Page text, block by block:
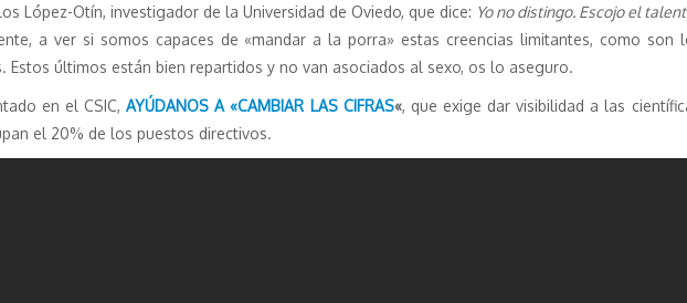
López-Otín, investigador de la Universidad de Oviedo, que dice: Yo no distingo. Escojo el
a ver si somos capaces de «mandar a la porra» estas creencias limitantes, como son
Estos últimos están bien repartidos y no van asociados al sexo, os lo aseguro.
en el CSIC,AYÚDANOS A «CAMBIAR LAS CIFRAS«, que exige dar visibilidad a las
el 20% de los puestos directivos.